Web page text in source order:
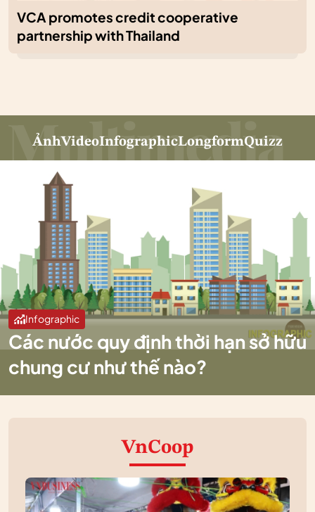
VCA promotes credit cooperative
partnership with Thailand
ẢnhVideoInfographicLongformQuizz
Infographic
Các nước quy định thời hạn sở hữu
chung cư như thế nào?
VnCoop